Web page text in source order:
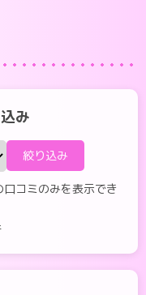
み
絞り込み
コミのみを表示でき